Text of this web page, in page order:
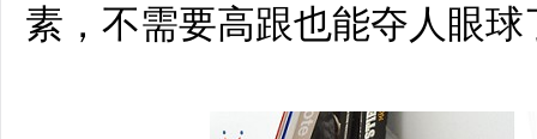
素，不需要高跟也能夺人眼球